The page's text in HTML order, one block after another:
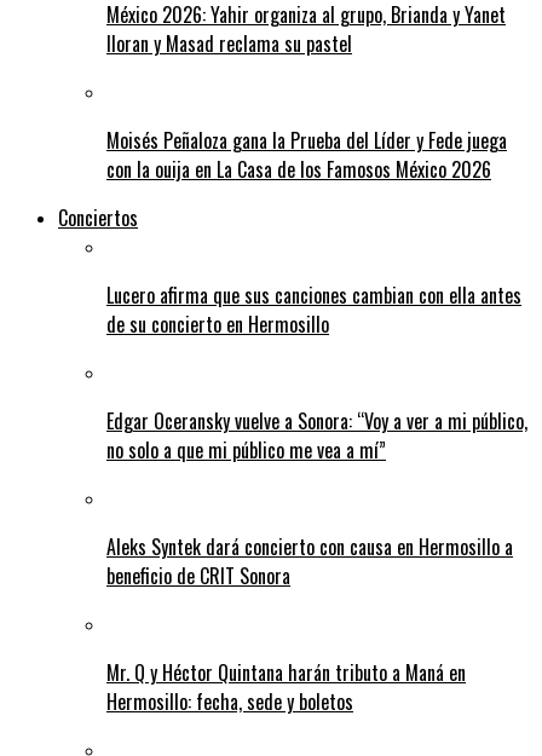
México 2026: Yahir organiza al grupo, Brianda y Yanet
lloran y Masad reclama su pastel
Moisés Peñaloza gana la Prueba del Líder y Fede juega
con la ouija en La Casa de los Famosos México 2026
Conciertos
Lucero afirma que sus canciones cambian con ella antes
de su concierto en Hermosillo
Edgar Oceransky vuelve a Sonora: “Voy a ver a mi público,
no solo a que mi público me vea a mí”
Aleks Syntek dará concierto con causa en Hermosillo a
beneficio de CRIT Sonora
Mr. Q y Héctor Quintana harán tributo a Maná en
Hermosillo: fecha, sede y boletos